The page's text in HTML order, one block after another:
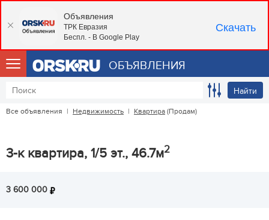
ОБЪЯВЛЕНИЯ
Найти
Все объявления | Недвижимость | Квартира (Продам)
3-к квартира, 1/5 эт., 46.7м2
3 600 000
Объявления
ТРК Евразия
Беспл. - В Google Play
Скачать